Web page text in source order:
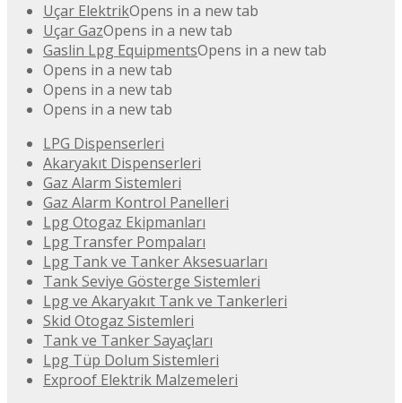
Uçar ElektrikOpens in a new tab
Uçar GazOpens in a new tab
Gaslin Lpg EquipmentsOpens in a new tab
Opens in a new tab
Opens in a new tab
Opens in a new tab
LPG Dispenserleri
Akaryakıt Dispenserleri
Gaz Alarm Sistemleri
Gaz Alarm Kontrol Panelleri
Lpg Otogaz Ekipmanları
Lpg Transfer Pompaları
Lpg Tank ve Tanker Aksesuarları
Tank Seviye Gösterge Sistemleri
Lpg ve Akaryakıt Tank ve Tankerleri
Skid Otogaz Sistemleri
Tank ve Tanker Sayaçları
Lpg Tüp Dolum Sistemleri
Exproof Elektrik Malzemeleri